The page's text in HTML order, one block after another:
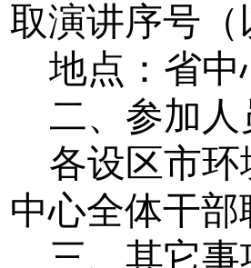
取演讲序号
地点：省
二、参加人
各设区市
中心全体干部
三、其它事